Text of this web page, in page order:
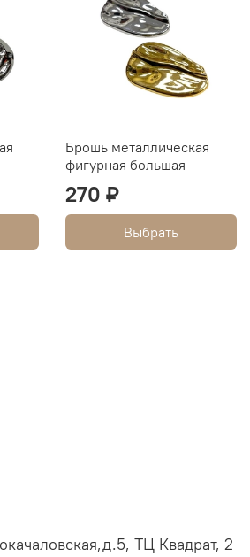
Брошь металлическая
фигурная большая
270 ₽
Выбрать
ТЦ Квадрат, 2